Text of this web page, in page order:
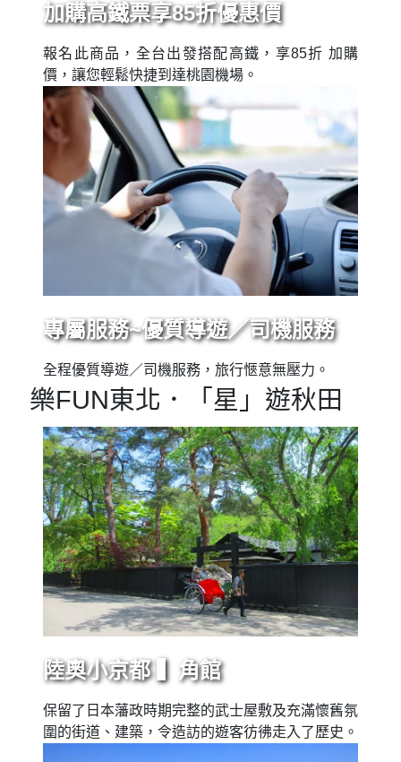
加購高鐵票享85折優惠價
報名此商品，全台出發搭配高鐵，享85折 加購
價，讓您輕鬆快捷到達桃園機場。
專屬服務~優質導遊／司機服務
全程優質導遊／司機服務，旅行愜意無壓力。
樂FUN東北．「星」遊秋田
陸奧小京都 ▍角館
保留了日本藩政時期完整的武士屋敷及充滿懷舊氛
圍的街道、建築，令造訪的遊客彷彿走入了歷史。